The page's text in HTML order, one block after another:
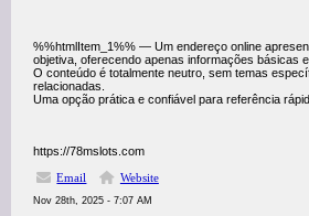
%%htmlItem_1%% — Um endereço online
objetiva, oferecendo apenas informações básicas
O conteúdo é totalmente neutro, sem temas
relacionadas.
Uma opção prática e confiável para referência
https://78mslots.com
Email
Website
Nov 28th, 2025 - 7:07 AM